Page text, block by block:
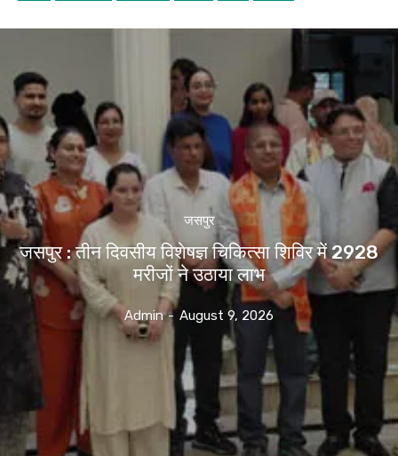
जसपुर
जसपुर : तीन दिवसीय विशेषज्ञ चिकित्सा शिविर में 2928
मरीजों ने उठाया लाभ
Admin - August 9, 2026